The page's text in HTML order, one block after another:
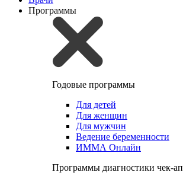
Программы
Годовые программы
Для детей
Для женщин
Для мужчин
Ведение беременности
ИММА Онлайн
Программы диагностики чек-ап